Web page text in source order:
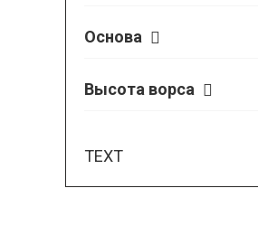
Основа
Высота ворса
TEXT